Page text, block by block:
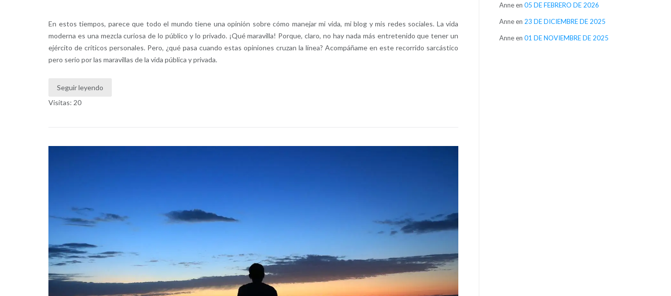
En estos tiempos, parece que todo el mundo tiene una opinión sobre cómo manejar mi vida, mi blog y mis redes sociales. La vida
moderna es una mezcla curiosa de lo público y lo privado. ¡Qué maravilla! Porque, claro, no hay nada más entretenido que tener un
ejército de críticos personales. Pero, ¿qué pasa cuando estas opiniones cruzan la línea? Acompáñame en este recorrido sarcástico
pero serio por las maravillas de la vida pública y privada.
Seguir leyendo
Visitas: 20
Anneen 05 DE FEBRERO DE 2026
Anneen 23 DE DICIEMBRE DE 2025
Anneen 01 DE NOVIEMBRE DE 2025